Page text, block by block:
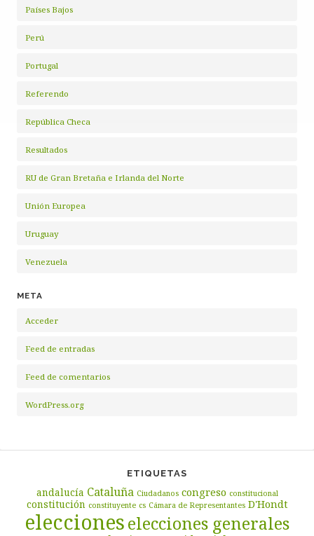
Países Bajos
Perú
Portugal
Referendo
República Checa
Resultados
RU de Gran Bretaña e Irlanda del Norte
Unión Europea
Uruguay
Venezuela
META
Acceder
Feed de entradas
Feed de comentarios
WordPress.org
ETIQUETAS
andalucía Cataluña Ciudadanos congreso constitucional
constitución constituyente cs Cámara de Representantes D'Hondt
eleccioneselecciones generales